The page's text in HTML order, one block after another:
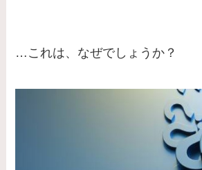
…これは、なぜでしょうか？